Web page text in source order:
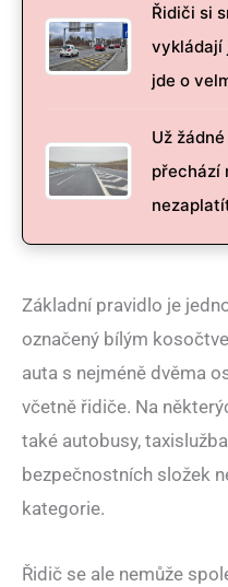
Řidiči si
vykládají
jde o
Už
přechází
Základní pravidlo je
označený bílým
auta s nejméně dvěma
včetně řidiče. Na
také autobusy,
bezpečnostních složek
kategorie.
Řidič se ale nemůže